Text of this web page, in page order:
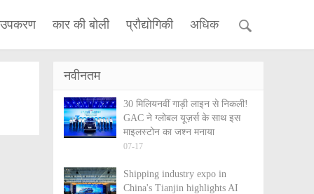
कार की बोली प्रौद्योगिकी अधिक
नवीनतम
30 मिलियनवीं गाड़ी लाइन से निकली!
GAC ने ग्लोबल यूज़र्स के साथ इस
माइलस्टोन का जश्न मनाया
07-17
Shipping industry expo in
China's Tianjin highlights AI